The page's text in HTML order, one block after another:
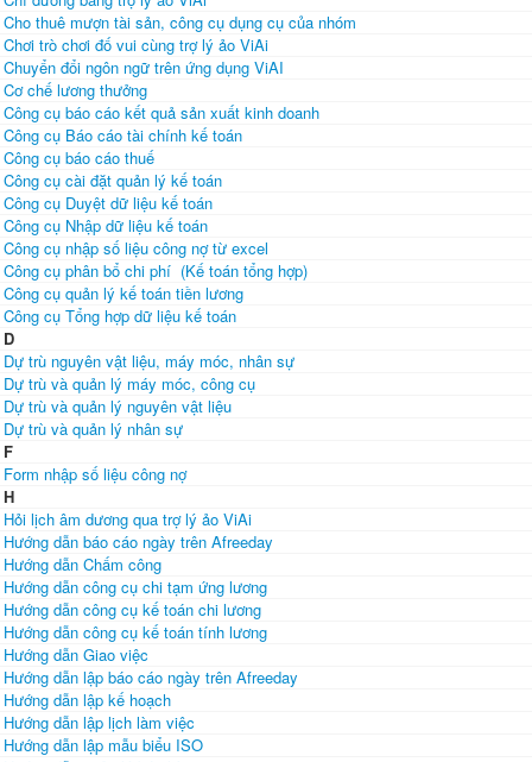
Cho thuê mượn tài sản, công cụ dụng cụ của nhóm
Chơi trò chơi đố vui cùng trợ lý ảo ViAi
Chuyển đổi ngôn ngữ trên ứng dụng ViAI
Cơ chế lương thưởng
Công cụ báo cáo kết quả sản xuất kinh doanh
Công cụ Báo cáo tài chính kế toán
Công cụ báo cáo thuế
Công cụ cài đặt quản lý kế toán
Công cụ Duyệt dữ liệu kế toán
Công cụ Nhập dữ liệu kế toán
Công cụ nhập số liệu công nợ từ excel
Công cụ phân bổ chi phí (Kế toán tổng hợp)
Công cụ quản lý kế toán tiền lương
Công cụ Tổng hợp dữ liệu kế toán
D
Dự trù nguyên vật liệu, máy móc, nhân sự
Dự trù và quản lý máy móc, công cụ
Dự trù và quản lý nguyên vật liệu
Dự trù và quản lý nhân sự
F
Form nhập số liệu công nợ
H
Hỏi lịch âm dương qua trợ lý ảo ViAi
Hướng dẫn báo cáo ngày trên Afreeday
Hướng dẫn Chấm công
Hướng dẫn công cụ chi tạm ứng lương
Hướng dẫn công cụ kế toán chi lương
Hướng dẫn công cụ kế toán tính lương
Hướng dẫn Giao việc
Hướng dẫn lập báo cáo ngày trên Afreeday
Hướng dẫn lập kế hoạch
Hướng dẫn lập lịch làm việc
Hướng dẫn lập mẫu biểu ISO